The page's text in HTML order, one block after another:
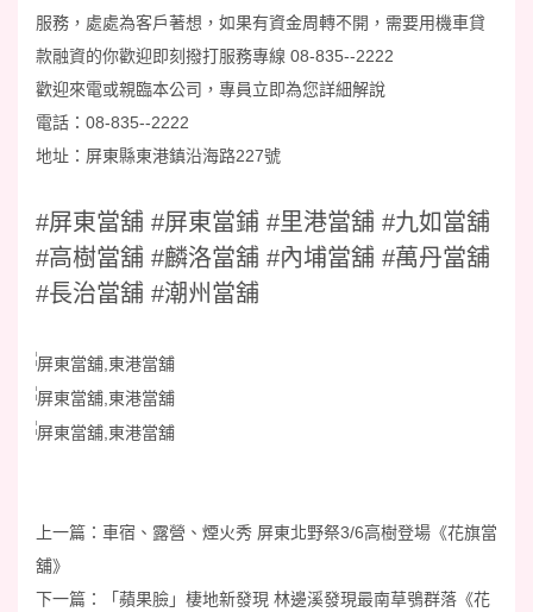
服務，處處為客戶著想，如果有資金周轉不開，需要用機車貸
款融資的你歡迎即刻撥打服務專線 08-835--2222
歡迎來電或親臨本公司，專員立即為您詳細解說
電話：08-835--2222
地址：屏東縣東港鎮沿海路227號
#屏東當舖 #屏東當鋪 #里港當舖 #九如當舖
#高樹當舖 #麟洛當舖 #內埔當舖 #萬丹當舖
#長治當舖 #潮州當舖
上一篇： 車宿、露營、煙火秀 屏東北野祭3/6高樹登場《花旗當
舖》
下一篇：
「蘋果臉」棲地新發現 林邊溪發現最南草鴞群落《花